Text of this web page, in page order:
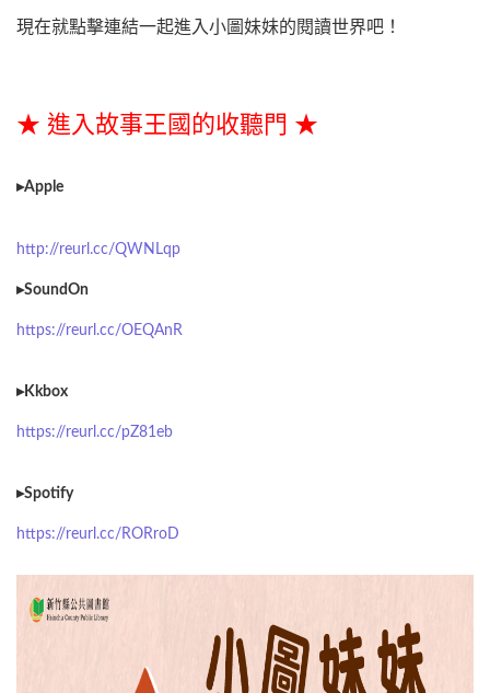
現在就點擊連結一起進入小圖妹妹的閱讀世界吧！
★ 進入故事王國的收聽門 ★
▸Apple
http://reurl.cc/QWNLqp
▸SoundOn
https://reurl.cc/OEQAnR
▸Kkbox
https://reurl.cc/pZ81eb
▸Spotify
https://reurl.cc/RORroD